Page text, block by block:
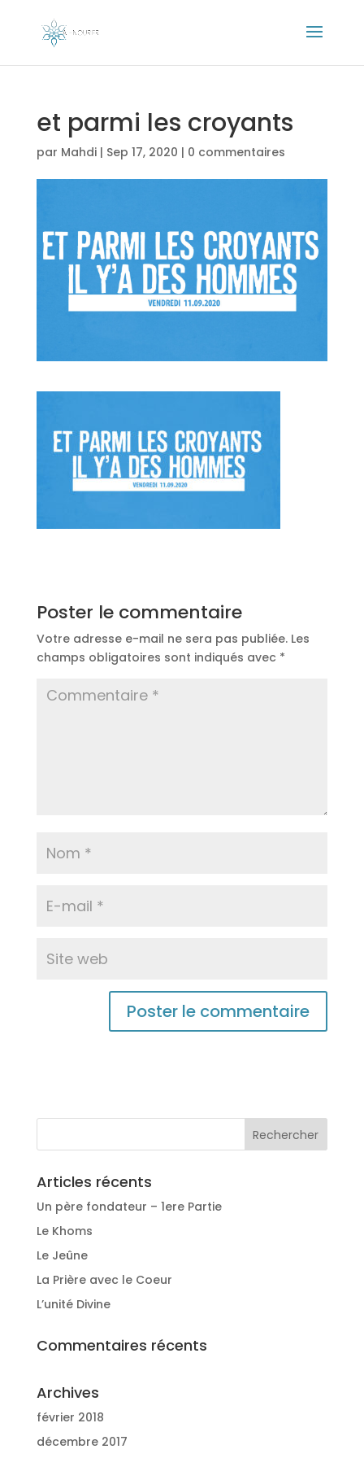
et parmi les croyants
par Mahdi| Sep 17, 2020 | 0 commentaires
Poster le commentaire
Votre adresse e-mail ne sera pas publiée. Les
champs obligatoires sont indiqués avec *
Articles récents
Un père fondateur – 1ere Partie
Le Khoms
Le Jeûne
La Prière avec le Coeur
L’unité Divine
Commentaires récents
Archives
février 2018
décembre 2017